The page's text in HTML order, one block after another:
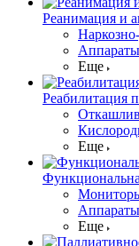
Реанимация и
Еще
Реабилитация
Еще
Еще